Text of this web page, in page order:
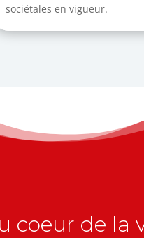
sociétales en vigueur.
coeur de la